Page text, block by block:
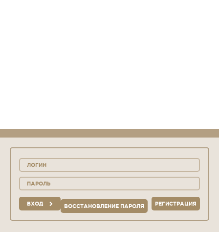
ВХОД РЕГИСТРАЦИЯ
ВОССТАНОВЛЕНИЕ ПАРОЛЯ